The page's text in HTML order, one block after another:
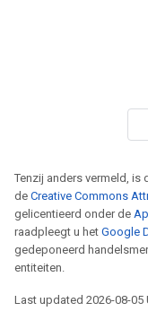
Tenzij anders vermeld,
de Creative Commons
gelicentieerd onder de
raadpleegt u het Google
gedeponeerd
entiteiten.
Last updated 2026-08-05